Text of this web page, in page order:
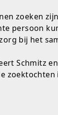
zoeken
persoon
bij het
Schmitz
zoektochten